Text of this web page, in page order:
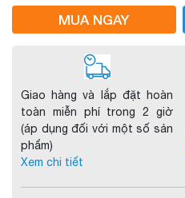
MUA NGAY
Giao hàng và lắp đặt hoàn
toàn miễn phí trong 2 giờ
(áp dụng đối với một số sản
phẩm)
Xem chi tiết